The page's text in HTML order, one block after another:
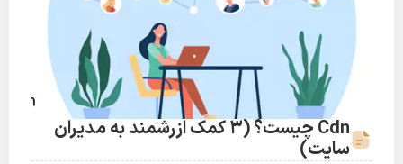
Cdn چیست؟ (3 کمک ازرشمند به مدیران
سایت)